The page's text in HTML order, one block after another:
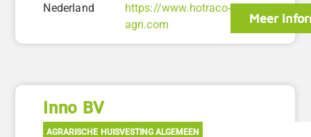
Nederland
https://www.hotraco-
agri.com
Meer
Inno BV
AGRARISCHE HUISVESTING ALGEMEEN